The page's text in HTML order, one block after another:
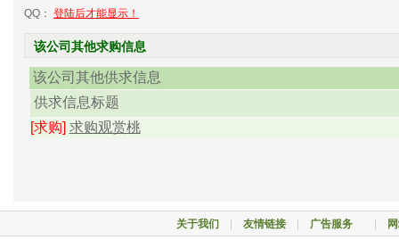
QQ： 登陆后才能显示！
该公司其他求购信息
该公司其他供求信息
供求信息标题
[求购] 求购观赏桃
关于我们 友情链接| 广告服务